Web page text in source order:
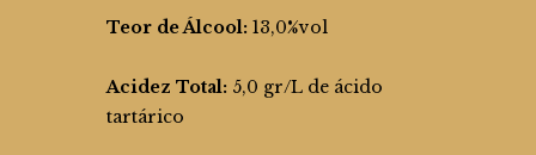
Teor de Álcool: 13,0%vol
Acidez Total: 5,0 gr/L de ácido
tartárico